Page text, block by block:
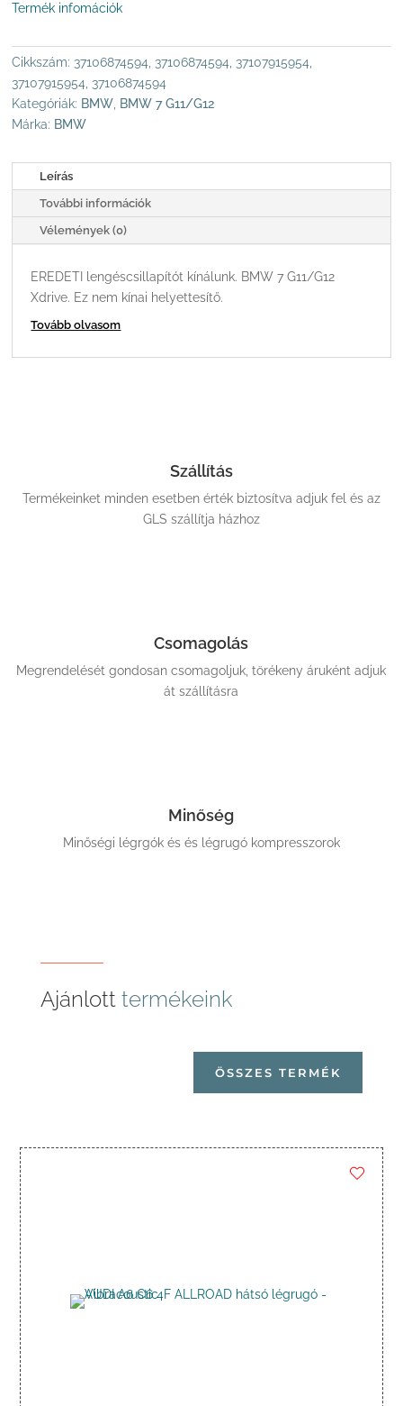
ÚJ,
TÍPUS:
BMW
7
6.
MENNYISÉG
Termék infomációk
Cikkszám: 37106874594, 37106874594, 37107915954,
37107915954, 37106874594
Kategóriák: BMW BMW 7 G11/G12
Márka: BMW
Leírás
További információk
Vélemények (0)
EREDETI lengéscsillapítót kínálunk. BMW 7 G11/G12
Xdrive. Ez nem kínai helyettesítő.
Tovább olvasom
Szállítás
Termékeinket minden esetben érték biztosítva adjuk fel és az
GLS szállítja házhoz
Csomagolás
Megrendelését gondosan csomagoljuk, törékeny áruként adjuk
át szállításra
Minőség
Minőségi légrgók és és légrugó kompresszorok
Ajánlott termékeink
ÖSSZES TERMÉK